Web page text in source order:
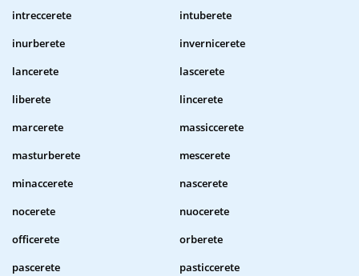
intreccerete
intuberete
inurberete
invernicerete
lancerete
lascerete
liberete
lincerete
marcerete
massiccerete
masturberete
mescerete
minaccerete
nascerete
nocerete
nuocerete
officerete
orberete
pascerete
pasticcerete